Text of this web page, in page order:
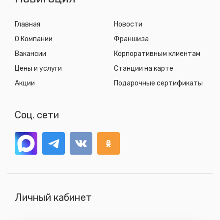
Главная
О Компании
Вакансии
Цены и услуги
Акции
Новости
Франшиза
Корпоративным клиентам
Станции на карте
Подарочные сертификаты
Соц. сети
Личный кабинет